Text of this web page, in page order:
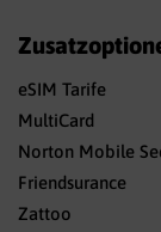
eSIM Tarife
MultiCard
Norton Mobile
Friendsurance
Zattoo